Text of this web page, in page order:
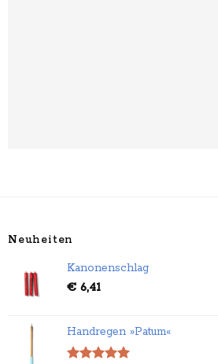
Neuheiten
Kanonenschlag
€ 6,41
Handregen »Patum«